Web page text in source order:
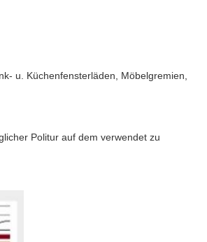
u. Küchenfensterläden, Möbelgremien,
Politur auf dem verwendet zu